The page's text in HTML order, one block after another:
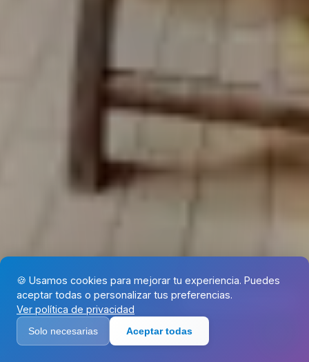
Recibí info por email
🍪 Usamos cookies para mejorar tu experiencia. Puedes
aceptar todas o personalizar tus preferencias.
Ver política de privacidad
Solo necesarias Aceptar todas